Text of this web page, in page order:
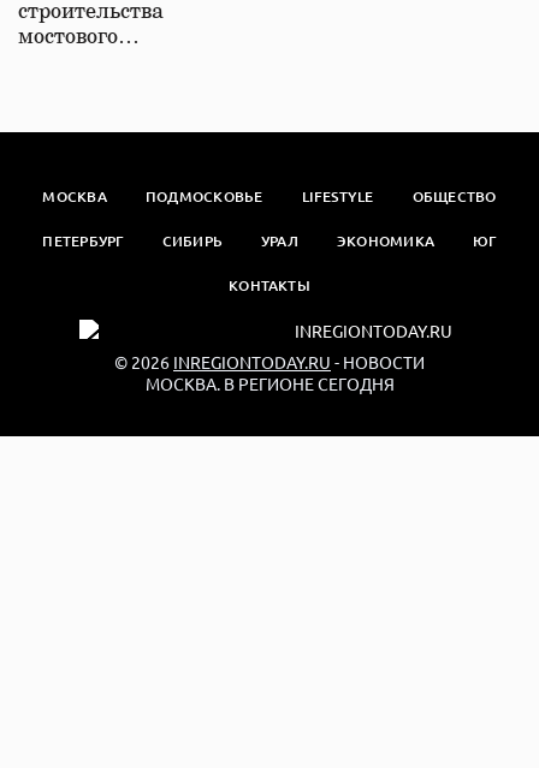
строительства
мостового…
МОСКВА ПОДМОСКОВЬЕ LIFESTYLE ОБЩЕСТВО
ПЕТЕРБУРГ СИБИРЬ УРАЛ ЭКОНОМИКА ЮГ
КОНТАКТЫ
© 2026 INREGIONTODAY.RU - НОВОСТИ
МОСКВА. В РЕГИОНЕ СЕГОДНЯ